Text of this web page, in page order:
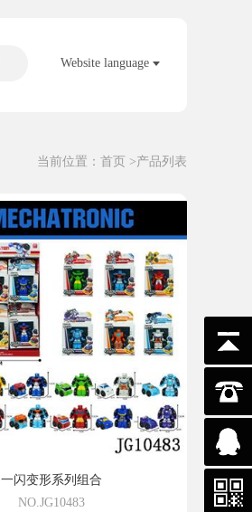
Website language
当前位置： 首页 >产品列表
一闪变形系列组合
NO.JG10483
3355